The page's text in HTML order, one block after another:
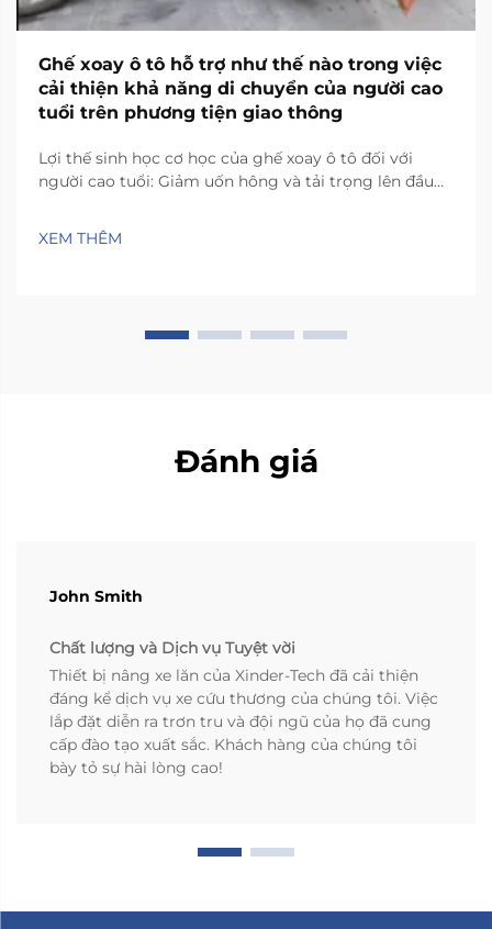
Ghế xoay ô tô hỗ trợ như thế nào trong việc
cải thiện khả năng di chuyển của người cao
tuổi trên phương tiện giao thông
Lợi thế sinh học cơ học của ghế xoay ô tô đối với
người cao tuổi: Giảm uốn hông và tải trọng lên đầu
xoay ô tô giúp giảm áp lực lên các khớp vì chúng cho
phép người dùng xoay cơ thể về phía cửa trước khi
XEM THÊM
Đánh giá
John Smith
Chất lượng và Dịch vụ Tuyệt vời
Thiết bị nâng xe lăn của Xinder-Tech đã cải thiện
đáng kể dịch vụ xe cứu thương của chúng tôi. Việc
lắp đặt diễn ra trơn tru và đội ngũ của họ đã cung
cấp đào tạo xuất sắc. Khách hàng của chúng tôi
bày tỏ sự hài lòng cao!